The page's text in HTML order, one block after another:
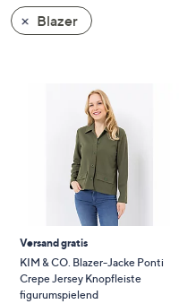
wischen
Sie
anzuzeigen.
Blazer
Versand gratis
KIM & CO. Blazer-Jacke Ponti
Crepe Jersey Knopfleiste
figurumspielend